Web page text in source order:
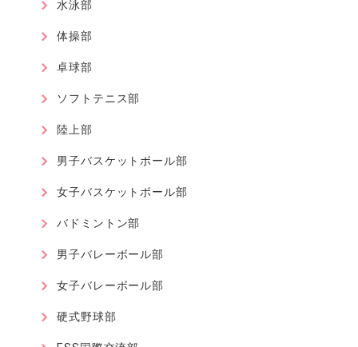
水泳部
体操部
卓球部
ソフトテニス部
陸上部
男子バスケットボール部
女子バスケットボール部
バドミントン部
男子バレーボール部
女子バレーボール部
硬式野球部